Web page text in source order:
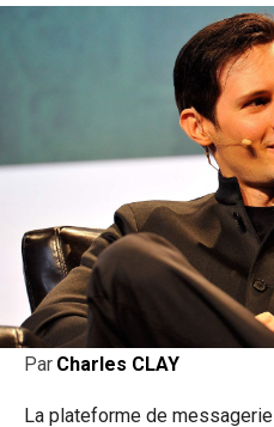
Par Charles CLAY
La plateforme de messagerie